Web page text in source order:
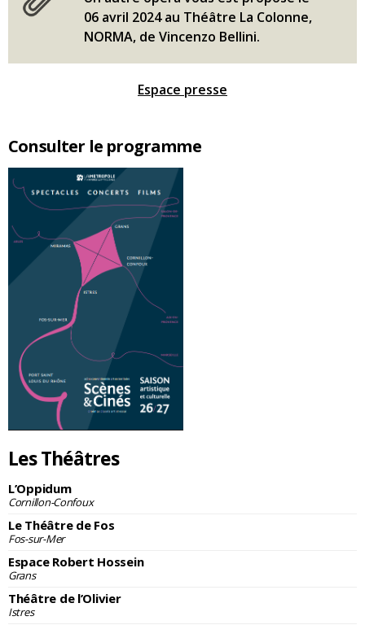
Consulter le programme
Les Théâtres
L’Oppidum
Cornillon-Confoux
Le Théâtre de Fos
Fos-sur-Mer
Espace Robert Hossein
Grans
Théâtre de l’Olivier
Istres
06 avril 2024 au Théâtre La Colonne,
NORMA, de Vincenzo Bellini.
Espace presse